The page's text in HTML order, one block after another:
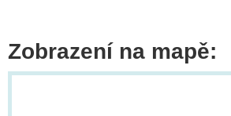
Zobrazení na mapě: